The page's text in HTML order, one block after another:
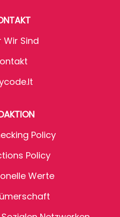
Wir Sind
Policy
Policy
Werte